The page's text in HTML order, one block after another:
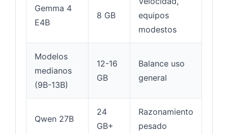
Gemma 4
E4B
8 GB
equipos
modestos
Modelos
medianos
(9B-13B)
12-16
GB
Balance uso
general
Qwen 27B
24
GB+
Razonamiento
pesado